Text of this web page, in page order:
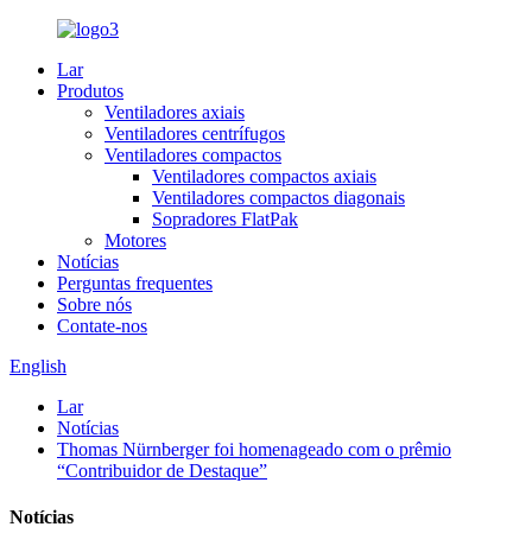
Lar
Produtos
Ventiladores axiais
Ventiladores centrífugos
Ventiladores compactos
Ventiladores compactos axiais
Ventiladores compactos diagonais
Sopradores FlatPak
Motores
Notícias
Perguntas frequentes
Sobre nós
Contate-nos
English
Lar
Notícias
Thomas Nürnberger foi homenageado com o prêmio
“Contribuidor de Destaque”
Notícias